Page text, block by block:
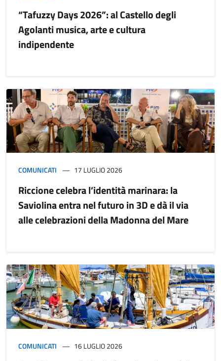
“Tafuzzy Days 2026”: al Castello degli
Agolanti musica, arte e cultura
indipendente
COMUNICATI 17 LUGLIO 2026
Riccione celebra l’identità marinara: la
Saviolina entra nel futuro in 3D e dà il via
alle celebrazioni della Madonna del Mare
COMUNICATI 16 LUGLIO 2026